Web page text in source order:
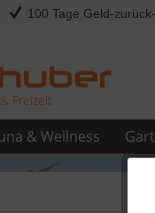
100 Tage Geld-
Freizeit
& Wellness